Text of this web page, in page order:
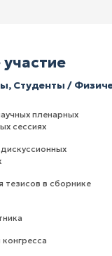
пленарных
сессиях
Студенты /
тезисов в сборнике